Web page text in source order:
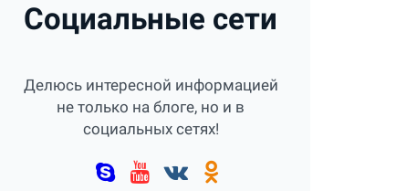
Социальные сети
Делюсь интересной информацией
не только на блоге, но и в
социальных сетях!